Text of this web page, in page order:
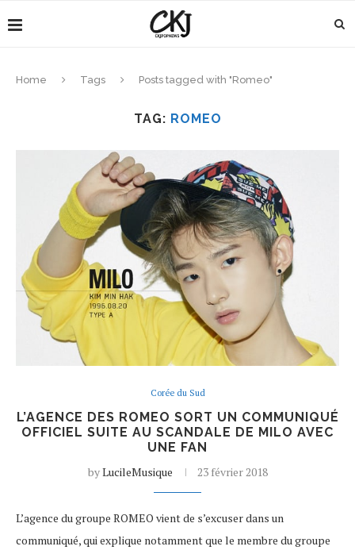
Home Tags Posts tagged with "Romeo"
TAG: ROMEO
Corée du Sud
L’AGENCE DES ROMEO SORT UN COMMUNIQUÉ
OFFICIEL SUITE AU SCANDALE DE MILO AVEC
UNE FAN
byLucileMusique 23 février 2018
L’agence du groupe ROMEO vient de s’excuser dans un
communiqué, qui explique notamment que le membre du groupe